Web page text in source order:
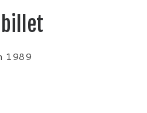
billet
1989